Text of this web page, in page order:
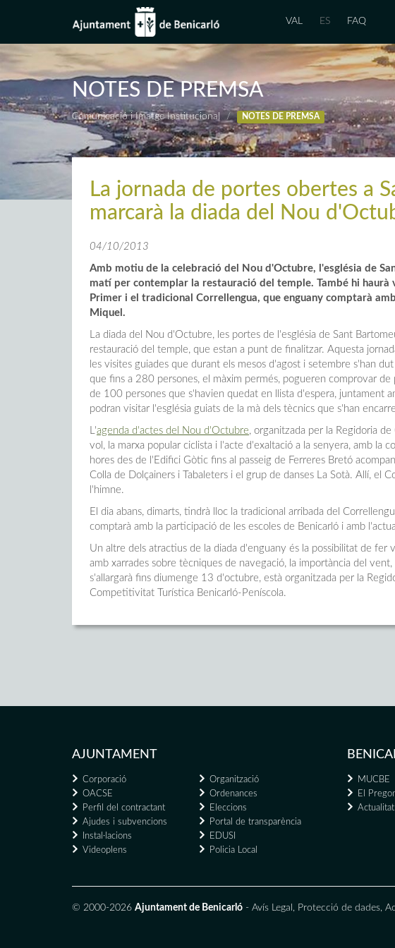
VAL ES FAQ
NOTES DE PREMSA
Comunicació i Imatge Institucional NOTES DE PREMSA
La jornada de portes obertes a
marcarà la diada del Nou
04/10/2013
Amb motiu de la celebració del Nou d'Octubre, l'església de
matí per contemplar la restauració del temple. També hi haurà
Primer i el tradicional Correllengua, que enguany comptarà
Miquel.
La diada del Nou d'Octubre, les portes de l'església de Sant
restauració del temple, que estan a punt de finalitzar. Aquesta
les visites guiades que durant els mesos d'agost i setembre s'han
que fins a 280 persones, el màxim permés, pogueren comprovar de
de 100 persones que s'havien quedat en llista d'espera, juntament
podran visitar l'església guiats de la mà dels tècnics que s'han
L'agenda d'actes del Nou d'Octubre, organitzada per la Regidoria
vol, la marxa popular ciclista i l'acte d'exaltació a la senyera, amb la
hores des de l'Edifici Gòtic fins al passeig de Ferreres Bretó
Colla de Dolçainers i Tabaleters i el grup de danses La Sotà. Allí, el
l'himne.
El dia abans, dimarts, tindrà lloc la tradicional arribada del
comptarà amb la participació de les escoles de Benicarló i amb
Un altre dels atractius de la diada d'enguany és la possibilitat de fer
amb xarrades sobre tècniques de navegació, la importància del
s'allargarà fins diumenge 13 d'octubre, està organitzada per la
Competitivitat Turística Benicarló-Peníscola.
AJUNTAMENT
Corporació
Organització
OACSE
Ordenances
Perfil del contractant
Eleccions
Ajudes i subvencions
Portal de transparència
Instal·lacions
EDUSI
Videoplens
Policia Local
MUCBE
El
Actualitat
© 2000-2026 Ajuntament de Benicarló - Avís Legal , Protecció de dades,